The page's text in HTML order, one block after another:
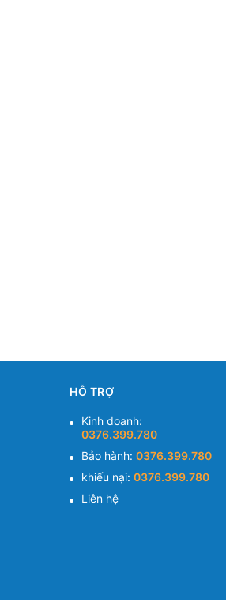
HỖ TRỢ
Kinh doanh:
0376.399.780
Bảo hành:0376.399.780
khiếu nại:0376.399.780
Liên hệ